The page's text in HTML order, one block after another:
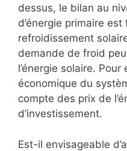
dessus, le bilan au
d’énergie primaire
refroidissement
demande de froid
l’énergie solaire.
économique du
compte des prix de
d’investissement.
Est-il envisageable